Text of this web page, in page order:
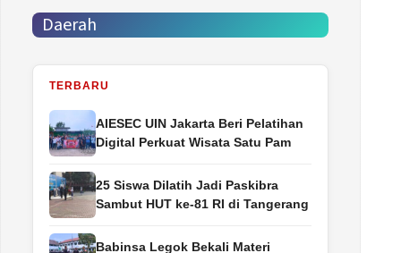
Daerah
TERBARU
AIESEC UIN Jakarta Beri Pelatihan
Digital Perkuat Wisata Satu Pam
25 Siswa Dilatih Jadi Paskibra
Sambut HUT ke-81 RI di Tangerang
Babinsa Legok Bekali Materi